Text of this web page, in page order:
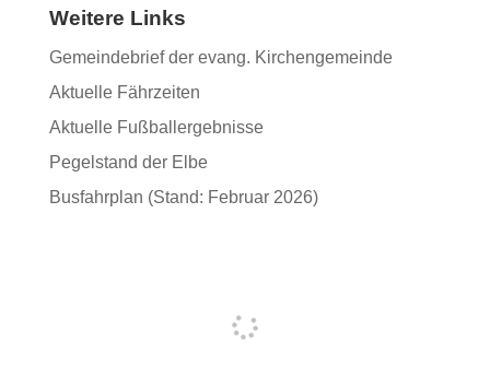
Weitere Links
Gemeindebrief der evang. Kirchengemeinde
Aktuelle Fährzeiten
Aktuelle Fußballergebnisse
Pegelstand der Elbe
Busfahrplan (Stand: Februar 2026)